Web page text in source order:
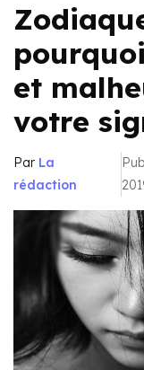
et
votre
Par La
rédaction